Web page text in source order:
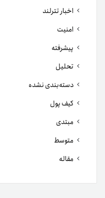
اخبار تترلند
امنیت
پیشرفته
تحلیل
دسته‌بندی نشده
کیف پول
مبتدی
متوسط
مقاله